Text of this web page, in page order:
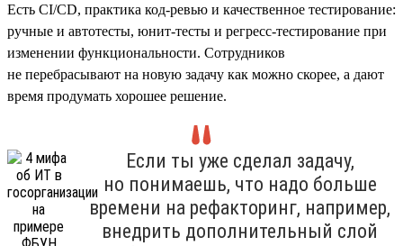
Есть CI/CD, практика код-ревью и качественное тестирование:
ручные и автотесты, юнит-тесты и регресс-тестирование при
изменении функциональности. Сотрудников
не перебрасывают на новую задачу как можно скорее, а дают
время продумать хорошее решение.
Если ты уже сделал задачу,
но понимаешь, что надо больше
времени на рефакторинг, например,
внедрить дополнительный слой